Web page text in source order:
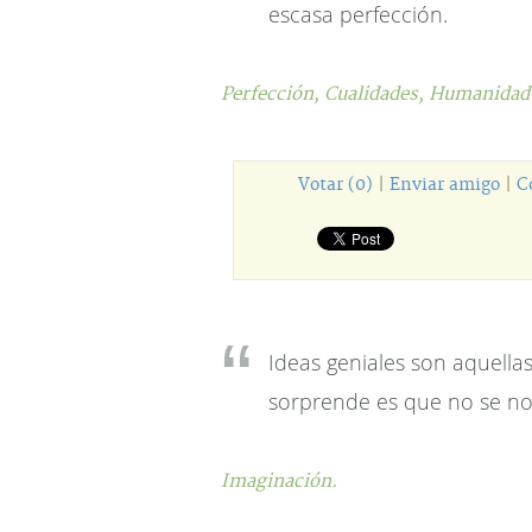
escasa perfección.
Perfección, Cualidades,
Votar (0) Enviar amigo
Ideas geniales son
sorprende es que no se
Imaginación.